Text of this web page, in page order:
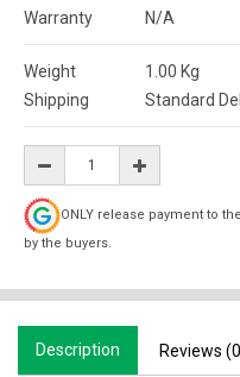
Warranty
N/A
Weight 1.00 Kg
Shipping
Standard
ONLY release payment to
by the buyers.
Description Reviews